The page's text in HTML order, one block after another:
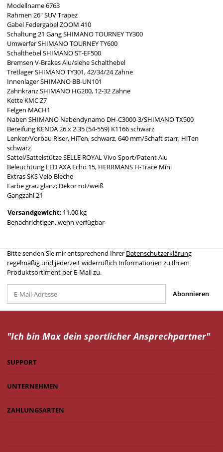
Modellname 6763
Rahmen 26" SUV Trapez
Gabel Federgabel ZOOM 410
Schaltung 21 Gang SHIMANO TOURNEY TY300
Umwerfer SHIMANO TOURNEY TY600
Schalthebel SHIMANO ST-EF500
Bremsen V-Brakes Alu/siehe Schalthebel
Tretlager SHIMANO TY301, 42/34/24 Zähne
Innenlager SHIMANO BB-UN101
Zahnkranz SHIMANO HG200, 12-32 Zähne
Kette KMC Z7
Felgen MACH1
Naben SHIMANO Nabendynamo DH-C3000-3/SHIMANO TX500
Bereifung KENDA 26 x 2.35 (54-559) K1166 schwarz
Lenker/Vorbau Riser, HiTen, schwarz, 640 mm/Schaft starr, HiTen
schwarz
Sattel/Sattelstütze SELLE ROYAL Vivo Sport/Patent Alu
Beleuchtung LED AXA Echo 15, HERRMANS H-Trace Mini
Extras SKS Velo Bleche
Farbe grau glanz; Dekor rot/weiß
Gangzahl 21
Versandgewicht: 11,00 kg
Benachrichtigen, wenn verfügbar
Bitte senden Sie mir entsprechend Ihrer Datenschutzerklärung
regelmäßig und jederzeit widerruflich Informationen zu Ihrem
Produktsortiment per E-Mail zu.
Abonnieren
"Ich bin Max dein sportlicher Ansprechpartner"
SUPPORT
UNTERNEHMEN
ZAHLUNGSARTEN